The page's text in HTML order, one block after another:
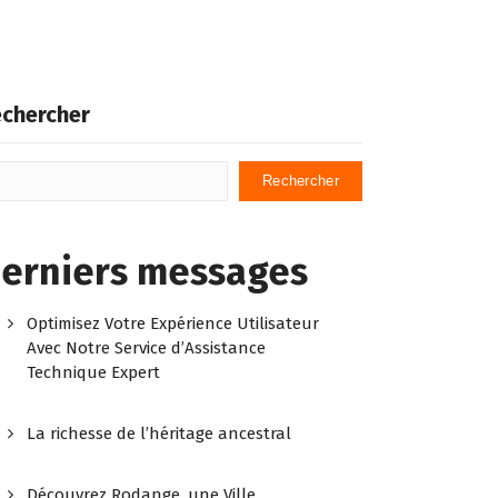
Rechercher
messages
Optimisez Votre Expérience Utilisateur
Avec Notre Service d’Assistance
Technique Expert
La richesse de l’héritage ancestral